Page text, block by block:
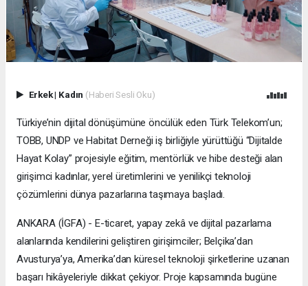
Erkek| Kadın (Haberi Sesli Oku)
Türkiye’nin dijital dönüşümüne öncülük eden Türk Telekom’un;
TOBB, UNDP ve Habitat Derneği iş birliğiyle yürüttüğü “Dijitalde
Hayat Kolay” projesiyle eğitim, mentörlük ve hibe desteği alan
girişimci kadınlar, yerel üretimlerini ve yenilikçi teknoloji
çözümlerini dünya pazarlarına taşımaya başladı.
ANKARA (İGFA) - E-ticaret, yapay zekâ ve dijital pazarlama
alanlarında kendilerini geliştiren girişimciler; Belçika’dan
Avusturya’ya, Amerika’dan küresel teknoloji şirketlerine uzanan
başarı hikâyeleriyle dikkat çekiyor. Proje kapsamında bugüne